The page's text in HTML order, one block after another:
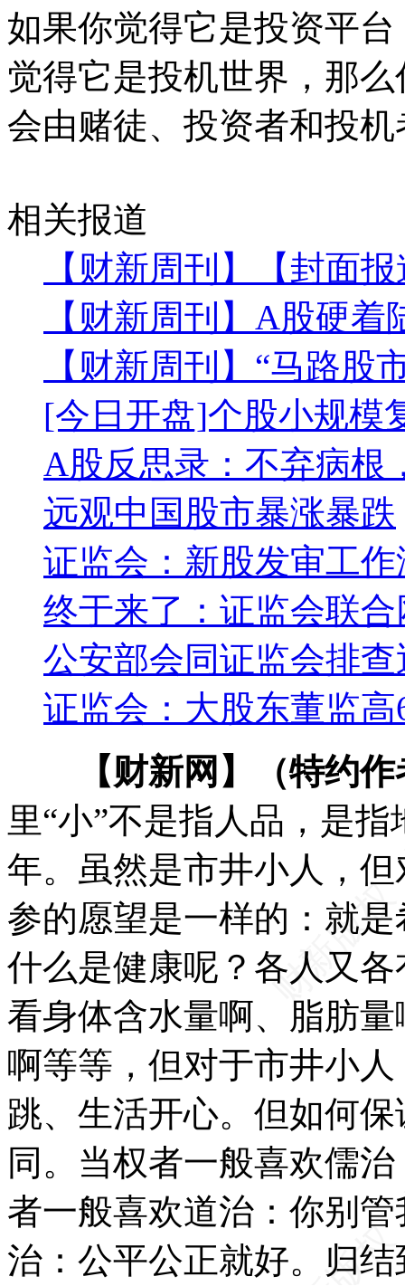
如果你觉得它是投资平
觉得它是投机世界，那
会由赌徒、投资者和投机
相关报道
【财新周刊】【封面
【财新周刊】A股硬着
【财新周刊】“马路股
[今日开盘]个股小规模
A股反思录：不弃病根
远观中国股市暴涨暴跌
证监会：新股发审工
终于来了：证监会联
公安部会同证监会排
证监会：大股东董监
【财新网】（特约
里“小”不是指人品，是
年。虽然是市井小人，
参的愿望是一样的：就
什么是健康呢？各人又
看身体含水量啊、脂肪
啊等等，但对于市井小
跳、生活开心。但如何
同。当权者一般喜欢儒
者一般喜欢道治：你别
治：公平公正就好。归